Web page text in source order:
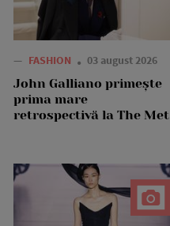
— FASHION 03 august 2026
John Galliano primește
prima mare
retrospectivă la The Met